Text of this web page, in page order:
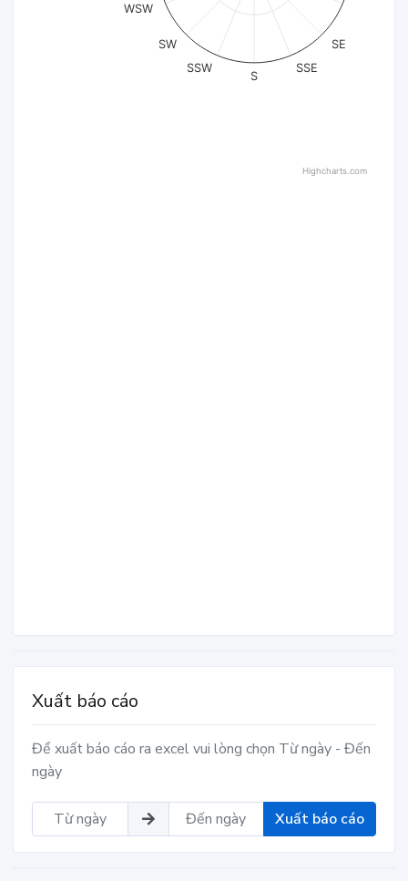
SE
SSE
S
SSW
SW
WSW
Highcharts.com
Xuất báo cáo
Để xuất báo cáo ra excel vui lòng chọn Từ ngày - Đến
ngày
Xuất báo cáo